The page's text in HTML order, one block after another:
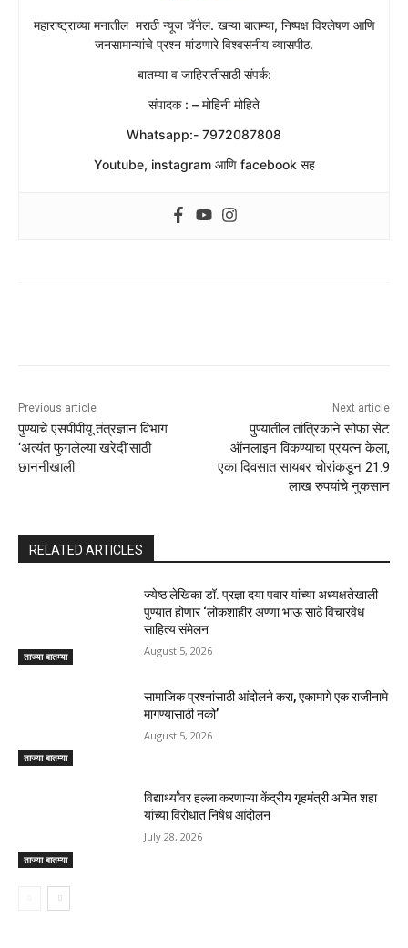
महाराष्ट्राच्या मनातील मराठी न्यूज चॅनेल. खऱ्या बातम्या, निष्पक्ष विश्लेषण आणि
जनसामान्यांचे प्रश्न मांडणारे विश्वसनीय व्यासपीठ.
बातम्या व जाहिरातीसाठी संपर्क:
संपादक : – मोहिनी मोहिते
Whatsapp:- 7972087808
Youtube, instagram आणि facebook सह
Previous article
पुण्याचे एसपीपीयू तंत्रज्ञान विभाग
‘अत्यंत फुगलेल्या खरेदी’साठी
छाननीखाली
Next article
पुण्यातील तांत्रिकाने सोफा सेट
ऑनलाइन विकण्याचा प्रयत्न केला,
एका दिवसात सायबर चोरांकडून 21.9
लाख रुपयांचे नुकसान
RELATED ARTICLES
ताज्या बातम्या
ज्येष्ठ लेखिका डॉ. प्रज्ञा दया पवार यांच्या अध्यक्षतेखाली
पुण्यात होणार ‘लोकशाहीर अण्णा भाऊ साठे विचारवेध
साहित्य संमेलन
August 5, 2026
ताज्या बातम्या
सामाजिक प्रश्नांसाठी आंदोलने करा, एकामागे एक राजीनामे
मागण्यासाठी नको’
August 5, 2026
ताज्या बातम्या
विद्यार्थ्यांवर हल्ला करणाऱ्या केंद्रीय गृहमंत्री अमित शहा
यांच्या विरोधात निषेध आंदोलन
July 28, 2026